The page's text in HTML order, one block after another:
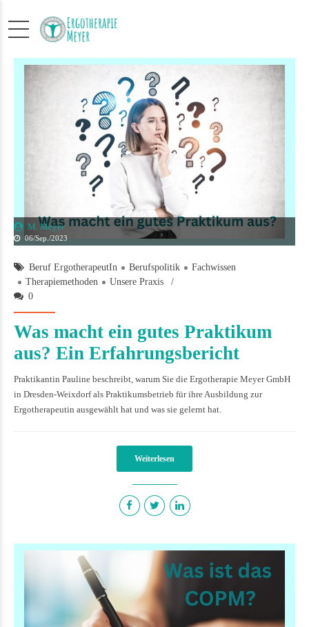
M. Meyer
06/Sep./2023
Beruf ErgotherapeutIn Berufspolitik
Fachwissen
Therapiemethoden
Unsere Praxis
0
Was macht ein gutes Praktikum
aus? Ein Erfahrungsbericht
Praktikantin Pauline beschreibt, warum Sie die Ergotherapie Meyer GmbH
in Dresden-Weixdorf als Praktikumsbetrieb für ihre Ausbildung zur
Ergotherapeutin ausgewählt hat und was sie gelernt hat.
Weiterlesen